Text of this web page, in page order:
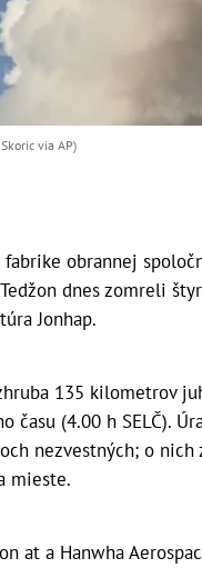
via AP)
fabrike obrannej
dnes zomreli
Jonhap.
135 kilometrov
času (4.00 h SELČ).
nezvestných; o nich
mieste.
at a Hanwha